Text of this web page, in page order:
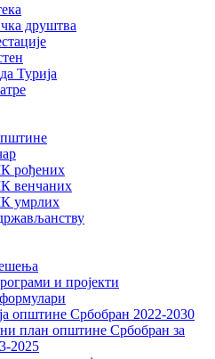
друштва
Турија
рођених
венчаних
умрлих
и пројекти
општине Србобран 2022-2030
план општине Србобран за
2025